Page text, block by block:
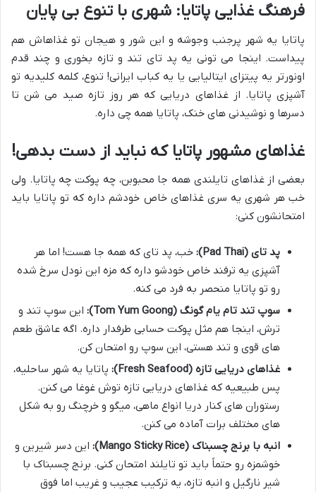
فرهنگ غذایی پاتایا: شهری با تنوع بی پایان
پاتایا یه شهر پرجنب وجوشه و این شور و هیجان تو غذاهاش هم
پیداست. اینجا می تونی یه پد تای تند و تازه بخوری و چند قدم
اونورتر یه پیتزای ایتالیایی یا یه کباب ایرانی! تنوع، کلمه کلیدیه تو
آشپزی پاتایا. از غذاهای دریایی که هر روز تازه صید می شن تا
دسرها و نوشیدنی های خنک، پاتایا همه چی داره.
غذاهای مشهور پاتایا که نباید از دست بدهی!
بعضی از غذاهای تایلندی همه جا محبوبن، چه پوکت چه پاتایا. ولی
خب هر شهری یه سری غذاهای خاص خودشم داره که تو پاتایا باید
امتحانشون کنی:
پد تای (Pad Thai):
خب، پد تای که همه جا هست! اما هر
آشپزی یه ترفند خاص خودشو داره که مزه این نودل سرخ شده
رو تو پاتایا منحصر به فرد می کنه.
سوپ تند تام یام گونگ (Tom Yum Goong):
این سوپ تند و
ترش، اینجا هم مثل پوکت حسابی طرفدار داره. اگه عاشق طعم
های قوی و تند هستی، این سوپ رو امتحان کن.
غذاهای دریایی تازه (Fresh Seafood):
پاتایا یه شهر ساحلیه،
پس طبیعیه که غذاهای دریایی تازه توش غوغا می کنن.
رستوران های کنار دریا انواع ماهی، میگو و خرچنگ رو به شکل
های مختلف برات آماده می کنن.
انبه با برنج چسبناک (Mango Sticky Rice):
این دسر شیرین و
خوشمزه رو حتماً باید تو تایلند امتحان کنی. برنج چسبناک با
شیر نارگیل و انبه تازه، یه ترکیب عجیب و غریب اما فوق